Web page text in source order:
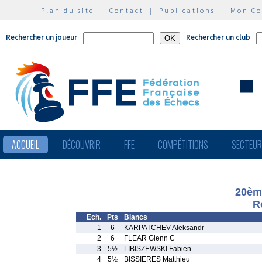
Plan du site | Contact | Publications | Mon
Rechercher un joueur Rechercher un club
ACCUEIL DÉCOUVRIR FFE COMPÉTITIONS
Ech. Pts
Blancs
1
6
KARPATCHEV Aleksandr
2
6
FLEAR Glenn C
3
5½
LIBISZEWSKI Fabien
4
5½
BISSIERES Matthieu